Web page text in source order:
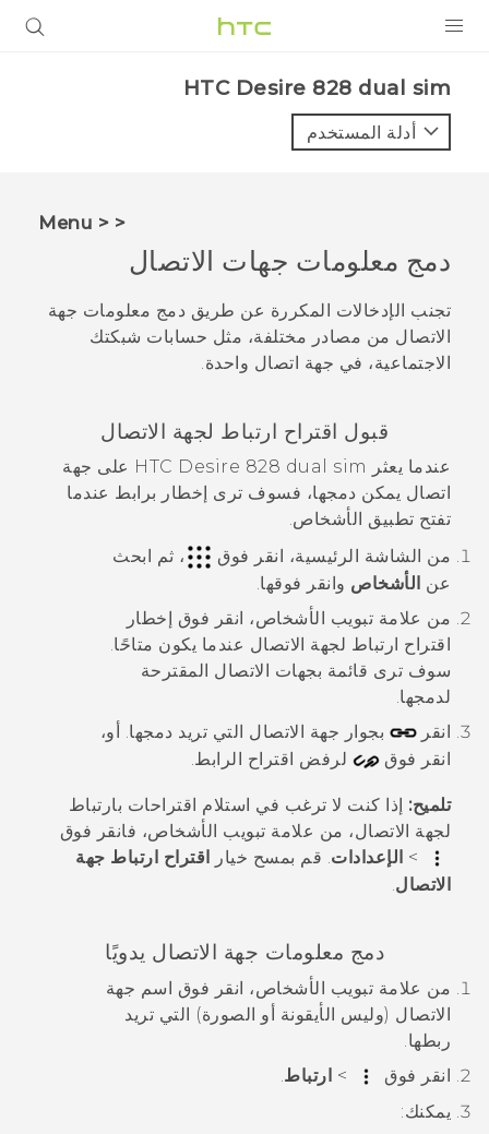
VIVE
البرامج + التطبيقات
الدعم
HTC Desire 828 dual sim‎
أدلة المستخدم
< < Menu
دمج معلومات جهات الاتصال
تجنب الإدخالات المكررة عن طريق دمج معلومات جهة
الاتصال من مصادر مختلفة، مثل حسابات شبكتك
الاجتماعية، في جهة اتصال واحدة.
قبول اقتراح ارتباط لجهة الاتصال
عندما يعثر HTC Desire 828 dual sim على جهة
اتصال يمكن دمجها، فسوف ترى إخطار برابط عندما
تفتح تطبيق الأشخاص.
من الشاشة الرئيسية، انقر فوق
، ثم ابحث
عن الأشخاص وانقر فوقها.
من علامة تبويب
الأشخاص، انقر فوق إخطار
اقتراح ارتباط لجهة الاتصال عندما يكون متاحًا.
سوف ترى قائمة بجهات الاتصال المقترحة
لدمجها.
انقر
بجوار جهة الاتصال التي تريد دمجها. أو،
انقر فوق
لرفض اقتراح الرابط.
تلميح: إذا كنت لا ترغب في استلام اقتراحات بارتباط
لجهة الاتصال، من علامة تبويب الأشخاص، فانقر فوق
> الإعدادات. قم بمسح خيار اقتراح ارتباط جهة
الاتصال.
دمج معلومات جهة الاتصال يدويًا
من علامة تبويب الأشخاص، انقر فوق اسم جهة
الاتصال (وليس الأيقونة أو الصورة) التي تريد
ربطها.
انقر فوق
> ارتباط
يمكنك: